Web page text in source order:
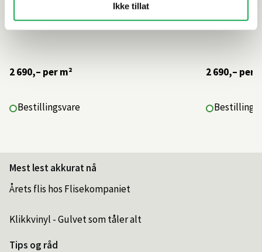
Ikke tillat
2 690,– per m²
Bestillingsvare
2 690,– per
Mest lest akkurat nå
Årets flis hos Flisekompaniet
Klikkvinyl - Gulvet som tåler alt
Tips og råd